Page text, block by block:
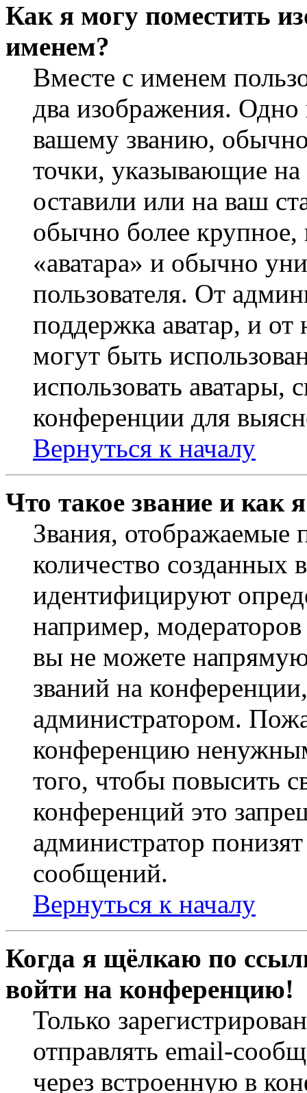
Как я могу поместить
именем?
Вместе с именем
два изображения.
вашему званию, обычно
точки, указывающие
оставили или на ваш
обычно более крупное,
«аватара» и обычно
пользователя. От
поддержка аватар, и от
могут быть
использовать аватары,
конференции для
Вернуться к началу
Что такое звание и как
Звания,
количество
идентифицируют
например,
вы не можете
званий на
администратором.
конференцию
того, чтобы повысить
конференций это
администратор
сообщений.
Вернуться к началу
Когда я щёлкаю по
войти на конференцию!
Только
отправлять email-
через встроенную в